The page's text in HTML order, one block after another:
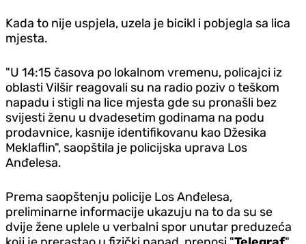
Kada to nije uspjela, uzela je bicikl i pobjegla sa lica
mjesta.
"U 14:15 časova po lokalnom vremenu, policajci iz
oblasti Vilšir reagovali su na radio poziv o teškom
napadu i stigli na lice mjesta gde su pronašli bez
svijesti ženu u dvadesetim godinama na podu
prodavnice, kasnije identifikovanu kao Džesika
Meklaflin", saopštila je policijska uprava Los
Anđelesa.
Prema saopštenju policije Los Anđelesa,
preliminarne informacije ukazuju na to da su se
dvije žene uplele u verbalni spor unutar preduzeća